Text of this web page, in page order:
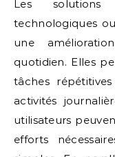
Les solutions
technologiques
une
quotidien. Elles
tâches
activités
utilisateurs
efforts